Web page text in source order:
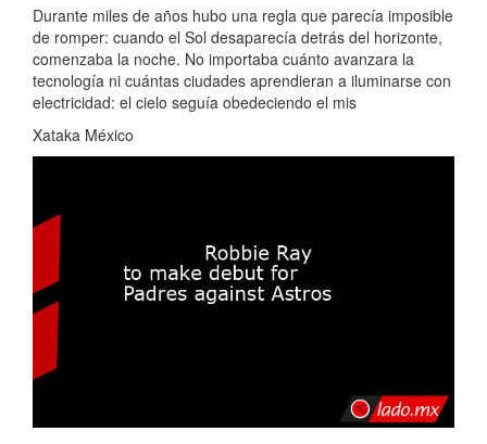
Durante miles de años hubo una regla que parecía imposible
de romper: cuando el Sol desaparecía detrás del horizonte,
comenzaba la noche. No importaba cuánto avanzara la
tecnología ni cuántas ciudades aprendieran a iluminarse con
electricidad: el cielo seguía obedeciendo el mis
Xataka México